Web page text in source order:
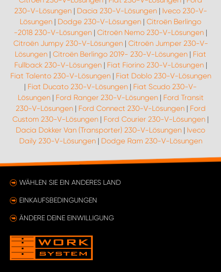
230-V-Lösungen| Dacia 230-V-Lösungen| Iveco 230-V-
Lösungen | Dodge 230-V-Lösungen | Citroën Berlingo
-2018 230-V-Lösungen | Citroën Nemo 230-V-Lösungen |
Citroën Jumpy 230-V-Lösungen| Citroën Jumper 230-V-
Lösungen | Citroën Berlingo 2019- 230-V-Lösungen | Fiat
Fullback 230-V-Lösungen| Fiat Fiorino 230-V-Lösungen|
Fiat Talento 230-V-Lösungen| Fiat Doblo 230-V-Lösungen
| Fiat Ducato 230-V-Lösungen | Fiat Scudo 230-V-
Lösungen| Ford Ranger 230-V-Lösungen| Ford Transit
230-V-Lösungen| Ford Connect 230-V-Lösungen| Ford
Custom 230-V-Lösungen | Ford Courier 230-V-Lösungen |
Dacia Dokker Van (Transporter) 230-V-Lösungen | Iveco
Daily 230-V-Lösungen| Dodge Ram 230-V-Lösungen
WÄHLEN SIE EIN ANDERES LAND
EINKAUFSBEDINGUNGEN
ÄNDERE DEINE EINWILLIGUNG